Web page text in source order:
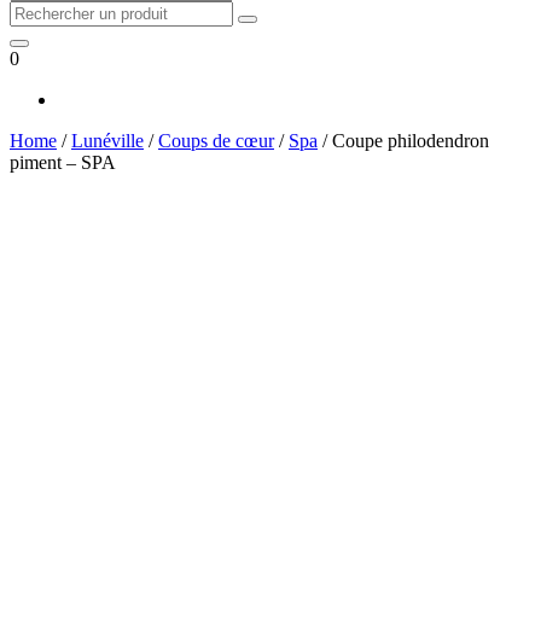
0
Home /Lunéville /Coups de cœur/ Spa / Coupe philodendron
piment – SPA